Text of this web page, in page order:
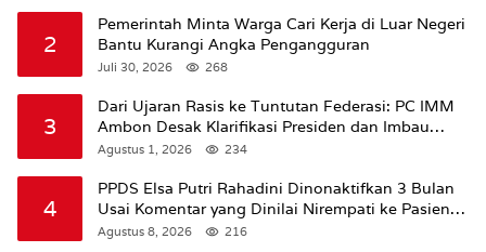
2
Pemerintah Minta Warga Cari Kerja di Luar Negeri
Bantu Kurangi Angka Pengangguran
Juli 30, 2026 268
3
Dari Ujaran Rasis ke Tuntutan Federasi: PC IMM
Ambon Desak Klarifikasi Presiden dan Imbau
Tunda Pengibaran Bendera Merah Putih Di
Agustus 1, 2026 234
4
PPDS Elsa Putri Rahadini Dinonaktifkan 3 Bulan
Usai Komentar yang Dinilai Nirempati ke Pasien
BPJS
Agustus 8, 2026 216